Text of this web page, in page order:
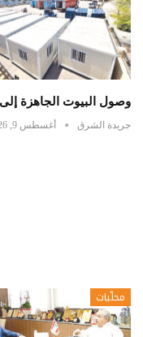
وصول البيوت الجاهزة إلى
جريدة الشرق أغسطس 9, 2026
محلّيات